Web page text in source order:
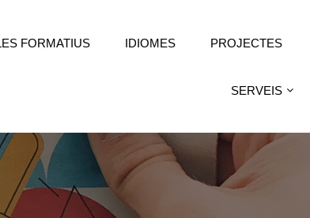
FORMATIUS IDIOMES PROJECTES
SERVEIS